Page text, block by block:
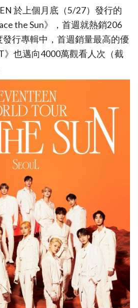
於上個月底（5/27）發行的
the Sun》，首週就熱銷206
行專輯中，首週銷量最高的優
》也邁向4000萬觀看人次（截